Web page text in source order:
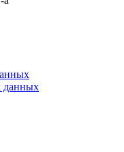
данных